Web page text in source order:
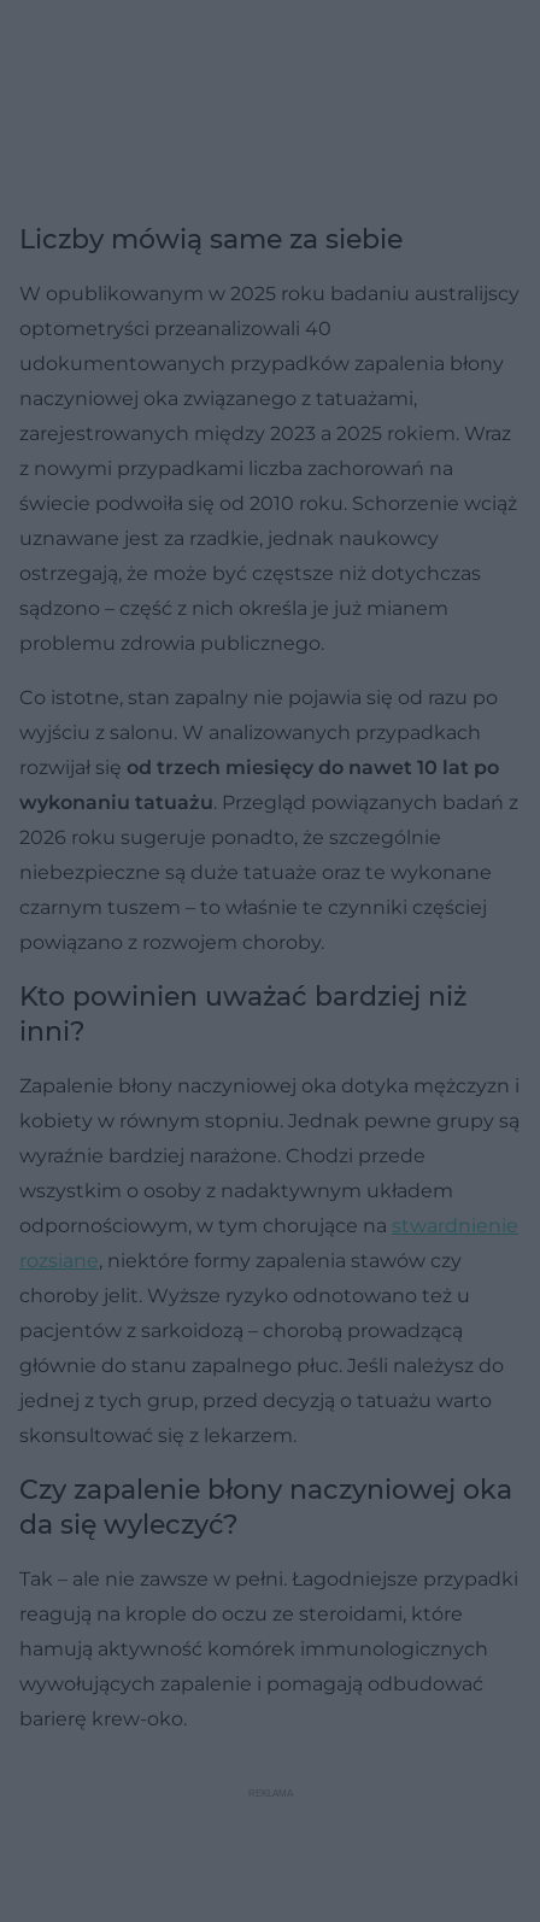
Liczby mówią same za siebie
W opublikowanym w 2025 roku badaniu australijscy
optometryści przeanalizowali 40
udokumentowanych przypadków zapalenia błony
naczyniowej oka związanego z tatuażami,
zarejestrowanych między 2023 a 2025 rokiem. Wraz
z nowymi przypadkami liczba zachorowań na
świecie podwoiła się od 2010 roku. Schorzenie wciąż
uznawane jest za rzadkie, jednak naukowcy
ostrzegają, że może być częstsze niż dotychczas
sądzono – część z nich określa je już mianem
problemu zdrowia publicznego.
Co istotne, stan zapalny nie pojawia się od razu po
wyjściu z salonu. W analizowanych przypadkach
rozwijał się od trzech miesięcy do nawet 10 lat po
wykonaniu tatuażu. Przegląd powiązanych badań z
2026 roku sugeruje ponadto, że szczególnie
niebezpieczne są duże tatuaże oraz te wykonane
czarnym tuszem – to właśnie te czynniki częściej
powiązano z rozwojem choroby.
Kto powinien uważać bardziej niż
inni?
Zapalenie błony naczyniowej oka dotyka mężczyzn i
kobiety w równym stopniu. Jednak pewne grupy są
wyraźnie bardziej narażone. Chodzi przede
wszystkim o osoby z nadaktywnym układem
odpornościowym, w tym chorujące na stwardnienie
rozsiane, niektóre formy zapalenia stawów czy
choroby jelit. Wyższe ryzyko odnotowano też u
pacjentów z sarkoidozą – chorobą prowadzącą
głównie do stanu zapalnego płuc. Jeśli należysz do
jednej z tych grup, przed decyzją o tatuażu warto
skonsultować się z lekarzem.
Czy zapalenie błony naczyniowej oka
da się wyleczyć?
Tak – ale nie zawsze w pełni. Łagodniejsze przypadki
reagują na krople do oczu ze steroidami, które
hamują aktywność komórek immunologicznych
wywołujących zapalenie i pomagają odbudować
barierę krew-oko.